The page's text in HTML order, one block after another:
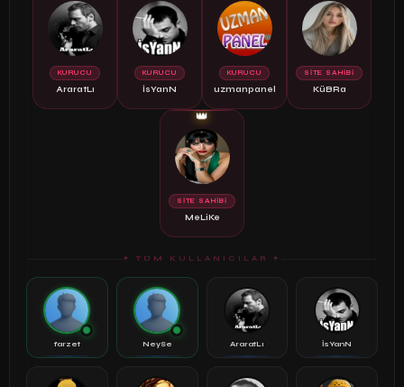
KURUCU
AraratLı
KURUCU
İsYanN
KURUCU
uzmanpanel
SİTE SAHİBİ
KüBRa
👑
SİTE SAHİBİ
MeLiKe
✦ TÜM KULLANICILAR ✦
farzet NeySe AraratLı İsYanN